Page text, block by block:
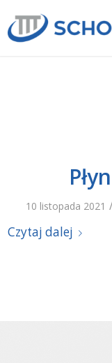
10 listopada 2021
Czytaj dalej